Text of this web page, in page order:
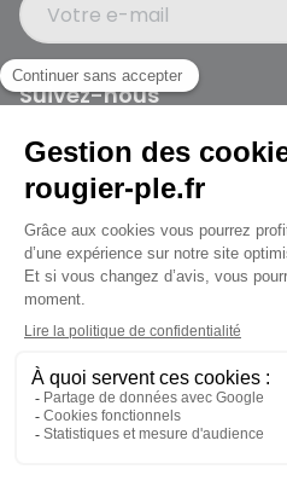
jusqu'au Samedi à
Votre e-mail
Suivez-nous
Rougier et Plé 2024 Copyright
Mentions légales
Conditions générales des
Données personnelles
Paiement sécurisé